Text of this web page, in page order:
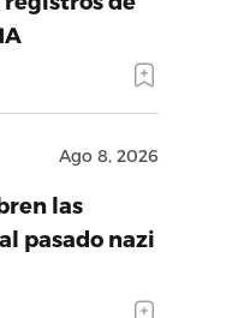
Ago 8, 2026
las
pasado nazi